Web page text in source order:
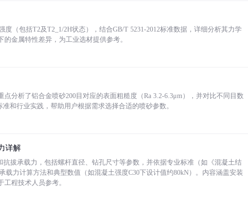
（包括T2及T2_1/2H状态），结合GB/T 5231-2012标准数据，详细分析其力学
金属特性差异，为工业选材提供参考。
分析了铝合金喷砂200目对应的表面粗糙度（Ra 3.2-6.3μm），并对比不同目数
和行业实践，帮助用户根据需求选择合适的喷砂参数。
详解
拔承载力，包括螺杆直径、钻孔尺寸等参数，并依据专业标准（如《混凝土结
载力计算方法和典型数值（如混凝土强度C30下设计值约80kN）。内容涵盖安装
程技术人员参考。